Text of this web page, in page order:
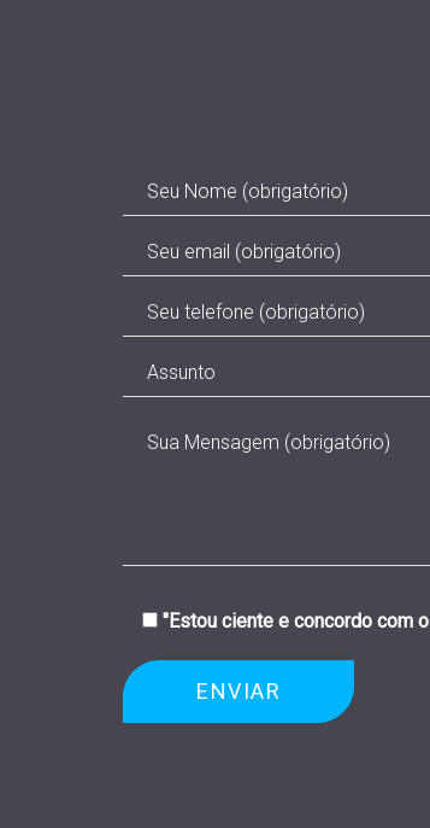
"Estou ciente e concordo com o